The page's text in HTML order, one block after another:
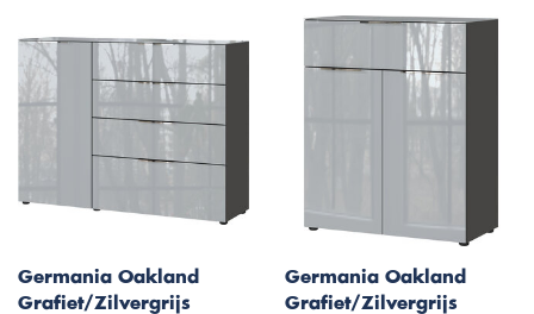
Germania Oakland
Grafiet/Zilvergrijs
Germania Oakland
Grafiet/Zilvergrijs